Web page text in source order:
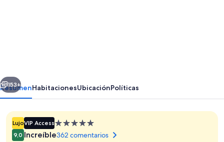
Siguiente
153+
ResumenHabitacionesUbicaciónPolíticas
LujoVIP AccessAlojamiento
de
9,0 Increíble362 comentarios